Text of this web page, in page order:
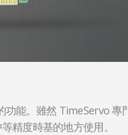
功能。雖然 TimeServo 專
精度時基的地方使用。